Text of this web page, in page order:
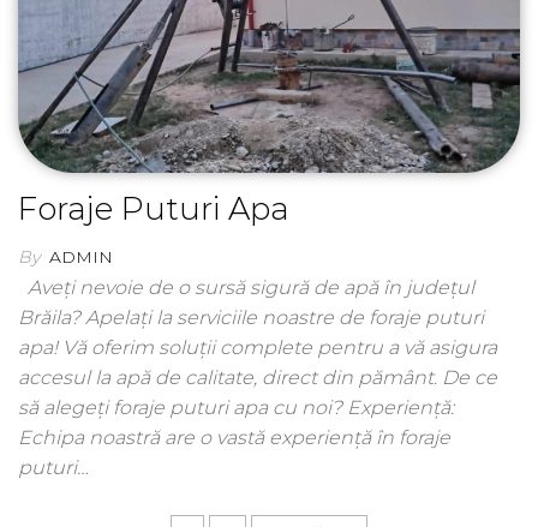
Foraje Puturi Apa
By ADMIN
Aveți nevoie de o sursă sigură de apă în județul
Brăila? Apelați la serviciile noastre de foraje puturi
apa! Vă oferim soluții complete pentru a vă asigura
accesul la apă de calitate, direct din pământ. De ce
să alegeți foraje puturi apa cu noi? Experiență:
Echipa noastră are o vastă experiență în foraje
puturi…